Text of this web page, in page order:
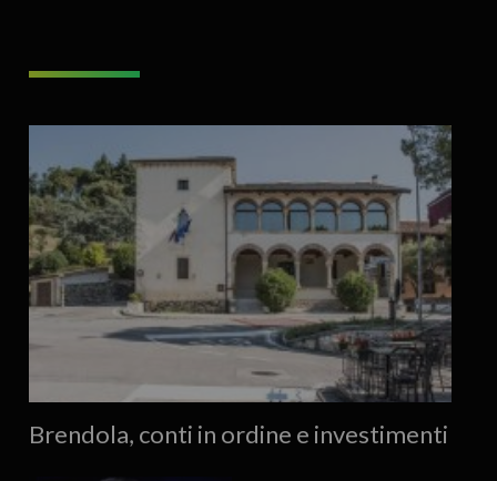
Brendola, conti in ordine e investimenti